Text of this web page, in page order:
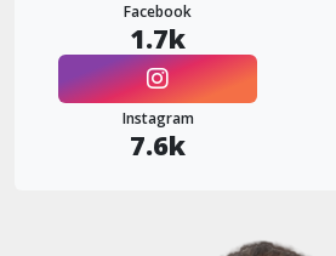
Facebook
1.7k
Instagram
7.6k